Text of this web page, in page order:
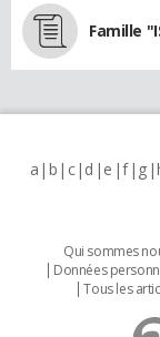
Famille
a b c d e f g
Qui sommes
Données
Tous les